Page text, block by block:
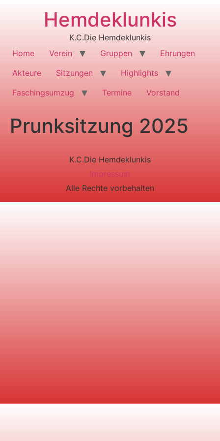
Hemdeklunkis
K.C.Die Hemdeklunkis
Home
Verein Gruppen
Ehrungen
Akteure
Sitzungen
Highlights
Faschingsumzug
Termine Vorstand
Prunksitzung 2025
K.C.Die Hemdeklunkis
Impressum
Alle Rechte vorbehalten